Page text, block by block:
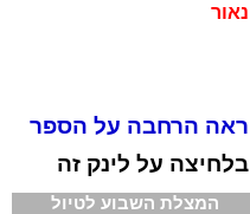
נאור
ראה הרחבה על הספר
בלחיצה על לינק זה
המצלת השבוע לטיול